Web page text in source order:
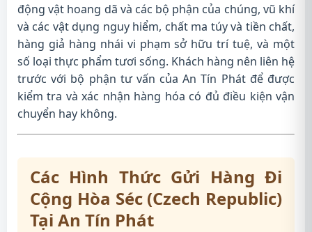
động vật hoang dã và các bộ phận của chúng, vũ khí
và các vật dụng nguy hiểm, chất ma túy và tiền chất,
hàng giả hàng nhái vi phạm sở hữu trí tuệ, và một
số loại thực phẩm tươi sống. Khách hàng nên liên hệ
trước với bộ phận tư vấn của An Tín Phát để được
kiểm tra và xác nhận hàng hóa có đủ điều kiện vận
chuyển hay không.
Các Hình Thức Gửi Hàng Đi
Cộng Hòa Séc (Czech Republic)
Tại An Tín Phát